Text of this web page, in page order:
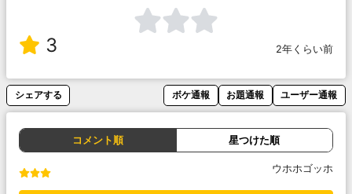
3 2年くらい前
シェアする ボケ通報 お題通報 ユーザー通報
コメント順 星つけた順
ウホホゴッホ